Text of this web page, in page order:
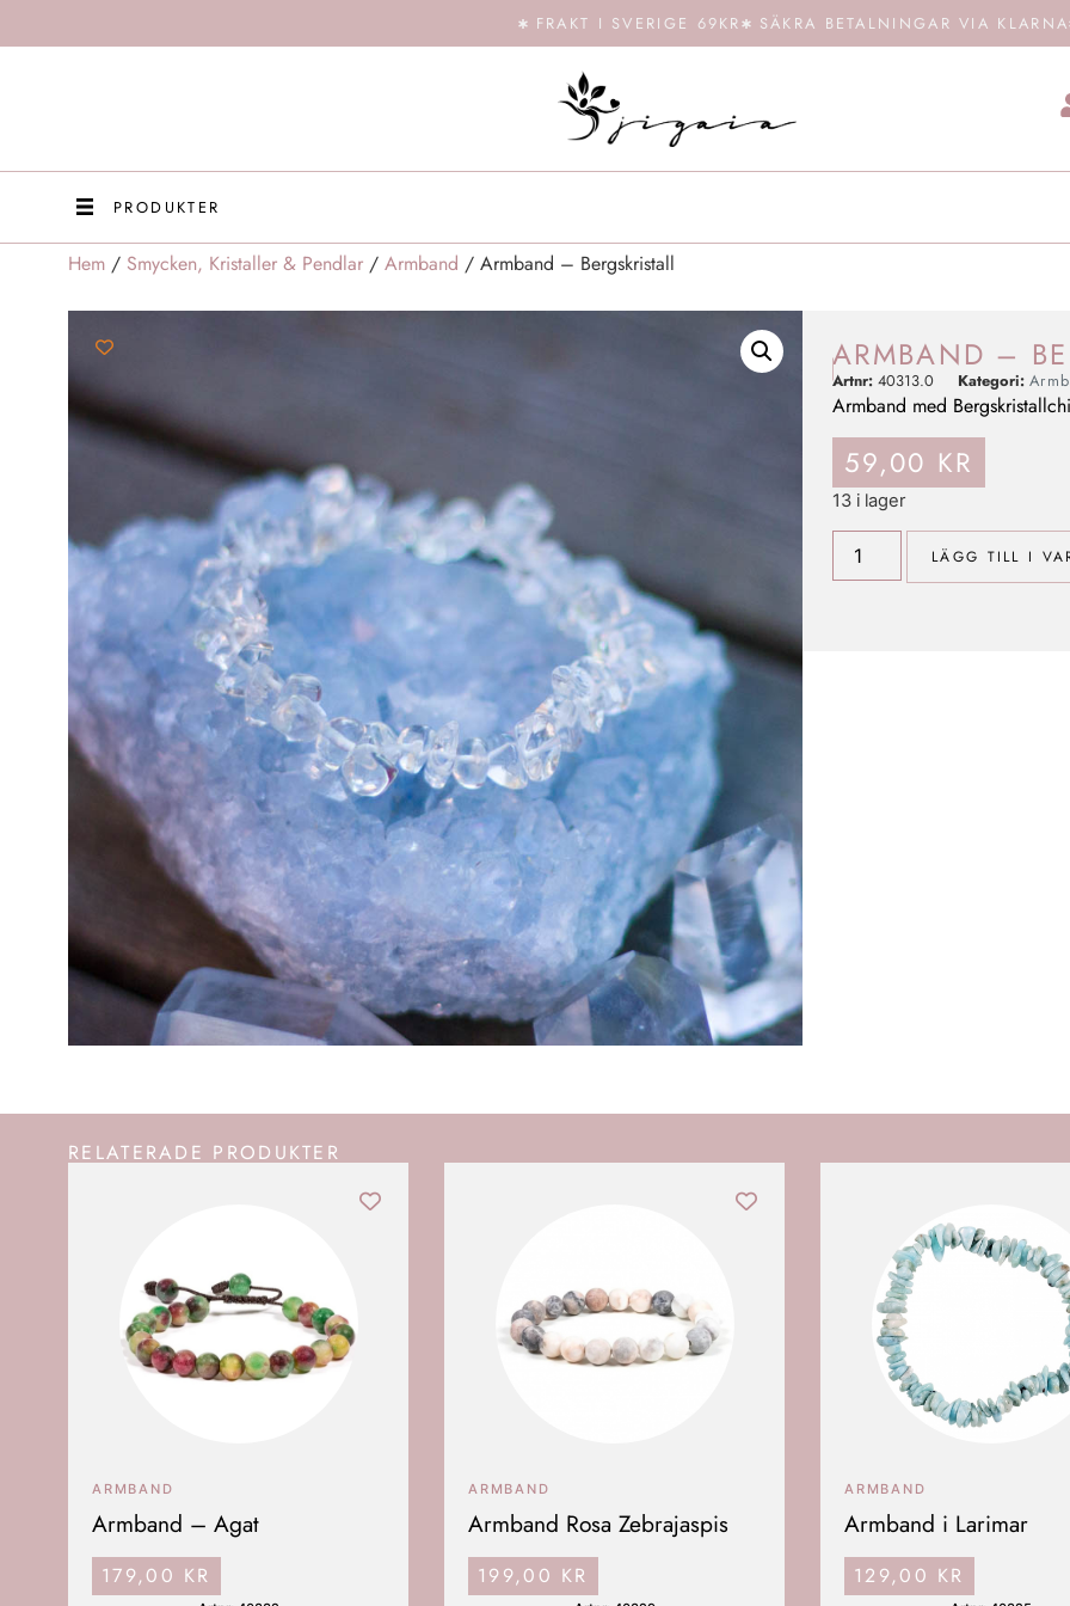
FRAKT I SVERIGE 69KR SÄKRA BETALNINGAR VIA KLARNA
PRODUKTER
Hem / Smycken, Kristaller & Pendlar / Armband / Armband – Bergskristall
ARMBAND –
Artnr: 40313.0 Kategori:
Armband med
59,00 KR
13 i lager
LÄGG TILL I
RELATERADE PRODUKTER
ARMBAND
Armband – Agat
179,00 KR
ARMBAND
Armband Rosa Zebrajaspis
199,00 KR
ARMBAND
Armband i Larimar
129,00 KR